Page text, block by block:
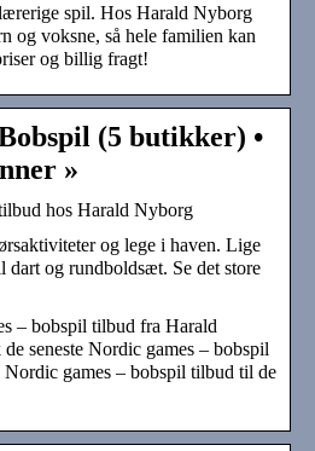
spil. Hos Harald Nyborg
og voksne, så hele familien kan
og billig fragt!
(5 butikker) •
»
hos Harald Nyborg
og lege i haven. Lige
og rundboldsæt. Se det store
– bobspil tilbud fra Harald
seneste Nordic games – bobspil
games – bobspil tilbud til de